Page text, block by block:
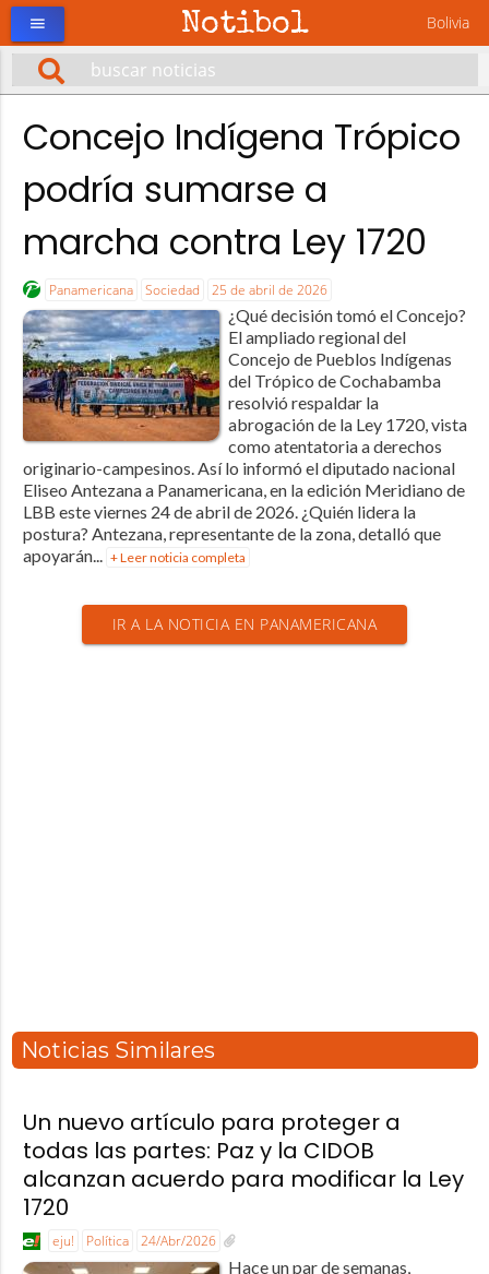
Notibol Bolivia
menu
Concejo Indígena Trópico
podría sumarse a
marcha contra Ley 1720
Panamericana Sociedad 25 de abril de 2026
¿Qué decisión tomó el Concejo?
El ampliado regional del
Concejo de Pueblos Indígenas
del Trópico de Cochabamba
resolvió respaldar la
abrogación de la Ley 1720, vista
como atentatoria a derechos
originario-campesinos. Así lo informó el diputado nacional
Eliseo Antezana a Panamericana, en la edición Meridiano de
LBB este viernes 24 de abril de 2026. ¿Quién lidera la
postura? Antezana, representante de la zona, detalló que
apoyarán... + Leer noticia completa
IR A LA NOTICIA EN PANAMERICANA
Noticias Similares
Un nuevo artículo para proteger a
todas las partes: Paz y la CIDOB
alcanzan acuerdo para modificar la Ley
1720
eju! Política 24/Abr/2026
Hace un par de semanas,